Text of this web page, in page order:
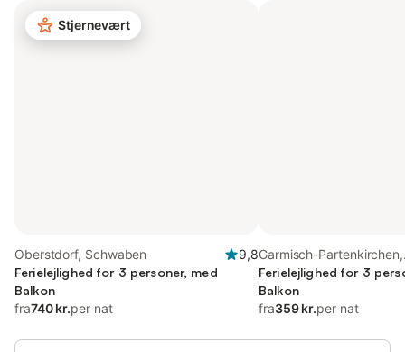
Stjernevært
Oberstdorf, Schwaben
9,8
Ferielejlighed for 3 personer, med
Balkon
fra740 kr.per nat
Garmisch-Partenkirchen,
Oberbayern
Ferielejlighed for 3
Balkon
fra359 kr.per nat